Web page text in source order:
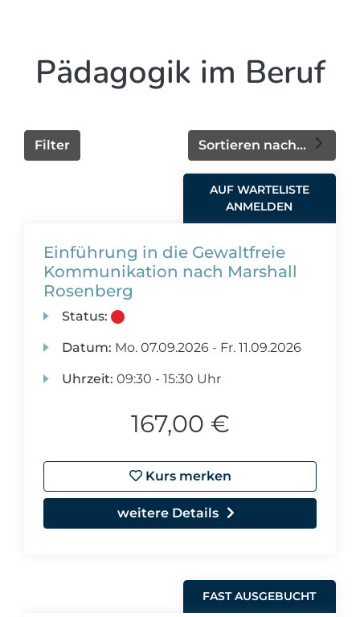
Pädagogik im Beruf
Sortieren nach...
Filter
AUF WARTELISTE
ANMELDEN
Einführung in die Gewaltfreie
Kommunikation nach Marshall
Rosenberg
Status:
Datum: Mo. 07.09.2026 - Fr. 11.09.2026
Uhrzeit: 09:30 - 15:30 Uhr
167,00 €
Kurs merken
weitere Details
FAST AUSGEBUCHT